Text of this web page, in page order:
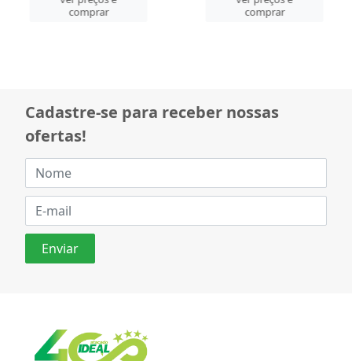
comprar
comprar
Cadastre-se para receber nossas
ofertas!